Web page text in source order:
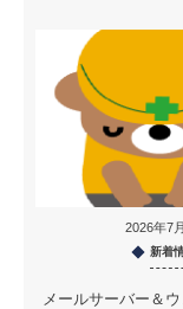
2026年7
新着
メールサーバー＆